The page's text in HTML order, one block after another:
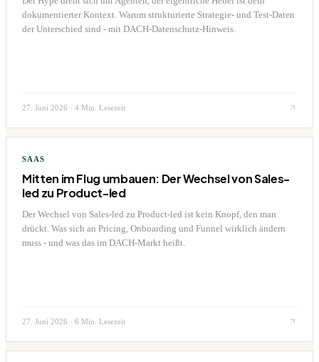
dokumentierter Kontext. Warum strukturierte Strategie- und Test-Daten
der Unterschied sind - mit DACH-Datenschutz-Hinweis.
27. Juni 2026 · 4 Min. Lesezeit
SAAS
Mitten im Flug umbauen: Der Wechsel von Sales-
led zu Product-led
Der Wechsel von Sales-led zu Product-led ist kein Knopf, den man
drückt. Was sich an Pricing, Onboarding und Funnel wirklich ändern
muss - und was das im DACH-Markt heißt.
27. Juni 2026 · 6 Min. Lesezeit